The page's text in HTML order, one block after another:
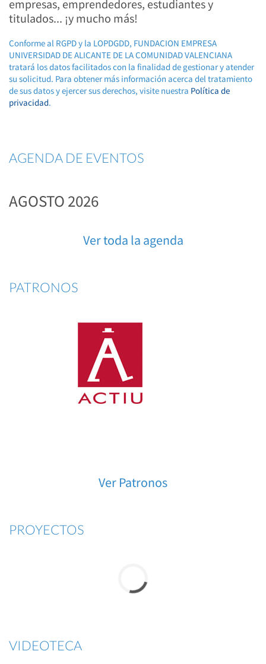
empresas, emprendedores, estudiantes y
titulados... ¡y mucho más!
Conforme al RGPD y la LOPDGDD, FUNDACION EMPRESA
UNIVERSIDAD DE ALICANTE DE LA COMUNIDAD VALENCIANA
tratará los datos facilitados con la finalidad de gestionar y atender
su solicitud. Para obtener más información acerca del tratamiento
de sus datos y ejercer sus derechos, visite nuestra Política de
privacidad.
AGENDA DE EVENTOS
AGOSTO 2026
Ver toda la agenda
PATRONOS
Ver Patronos
PROYECTOS
VIDEOTECA